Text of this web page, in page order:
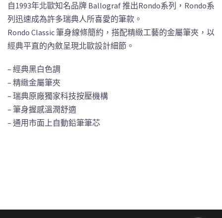
自1993年北歐知名品牌 Ballograf 推出Rondo系列，Rondo系
列迅速成為許多瑞典人所喜愛的筆款。
Rondo Classic 筆身線條簡約，搭配精緻工藝的金屬筆夾，以
經典平直的內斂呈現北歐設計細節。
– 經典黑白色調
– 精緻金屬筆夾
– 瑞典原廠獨家科技按壓機構
– 筆身握感溫潤舒適
– 通用市面上自動鉛筆筆芯